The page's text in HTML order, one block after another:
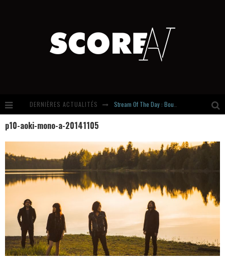
DERNIÈRES ACTUALITÉS
Hardcore, Actually. Meet Cút Lộn
p10-aoki-mono-a-20141105